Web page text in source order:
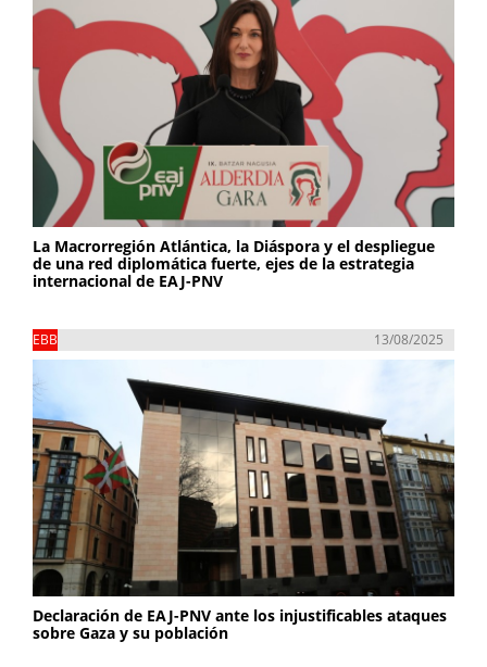
La Macrorregión Atlántica, la Diáspora y el despliegue
de una red diplomática fuerte, ejes de la estrategia
internacional de EAJ-PNV
EBB 13/08/2025
Declaración de EAJ-PNV ante los injustificables ataques
sobre Gaza y su población